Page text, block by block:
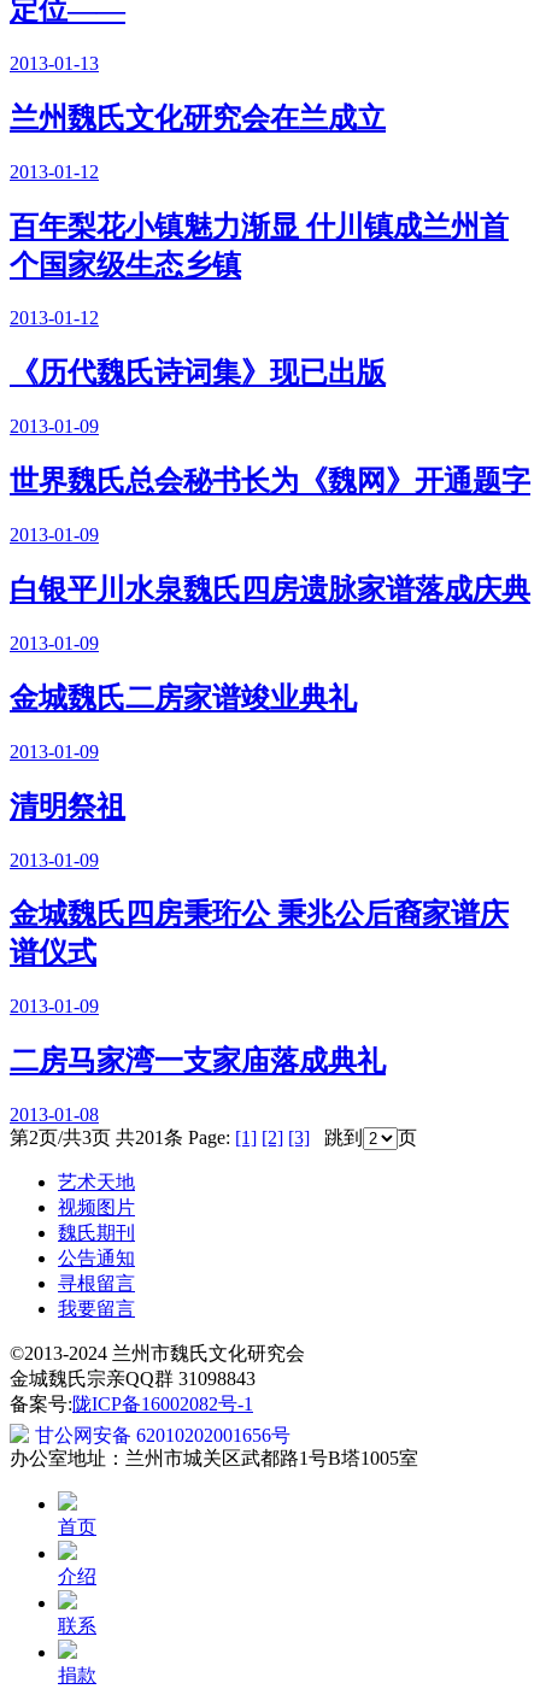
定位——
2013-01-13
兰州魏氏文化研究会在兰成立
2013-01-12
百年梨花小镇魅力渐显 什川镇成兰州首
个国家级生态乡镇
2013-01-12
《历代魏氏诗词集》现已出版
2013-01-09
世界魏氏总会秘书长为《魏网》开通题字
2013-01-09
白银平川水泉魏氏四房遗脉家谱落成庆典
2013-01-09
金城魏氏二房家谱竣业典礼
2013-01-09
清明祭祖
2013-01-09
金城魏氏四房秉珩公 秉兆公后裔家谱庆
谱仪式
2013-01-09
二房马家湾一支家庙落成典礼
2013-01-08
第2页/共3页 共201条 Page: [1] [2] [3] 跳到 页
艺术天地
视频图片
魏氏期刊
公告通知
寻根留言
我要留言
©2013-2024 兰州市魏氏文化研究会
金城魏氏宗亲QQ群 31098843
备案号:陇ICP备16002082号-1
甘公网安备 62010202001656号
办公室地址：兰州市城关区武都路1号B塔1005室
首页
介绍
联系
捐款